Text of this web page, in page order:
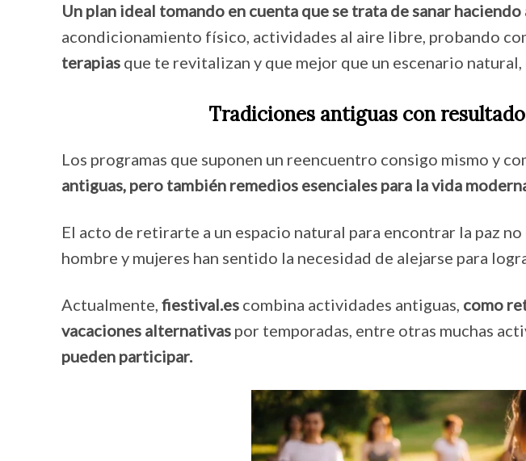
Un plan ideal tomando en cuenta que se trata de sanar
acondicionamiento físico, actividades al aire libre, probando
terapias que te revitalizan y que mejor que un escenario natural,
Tradiciones antiguas con
Los programas que suponen un reencuentro consigo mismo y
antiguas, pero también remedios esenciales para la vida
El acto de retirarte a un espacio natural para encontrar la paz no
hombre y mujeres han sentido la necesidad de alejarse para
Actualmente, fiestival.es combina actividades antiguas, como
vacaciones alternativas por temporadas, entre otras muchas
pueden participar.